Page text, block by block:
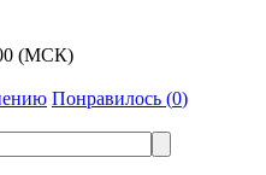
(МСК)
Понравилось (0)